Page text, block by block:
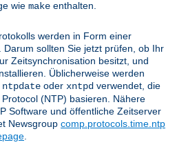
wie make enthalten.
werden in Form einer
Darum sollten Sie jetzt prüfen, ob Ihr
Zeitsynchronisation besitzt, und
Üblicherweise werden
ntpdate oder xntpd verwendet, die
(NTP) basieren. Nähere
Software und öffentliche Zeitserver
Newsgroup comp.protocols.time.ntp
.